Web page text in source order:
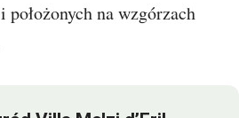
na wzgórzach